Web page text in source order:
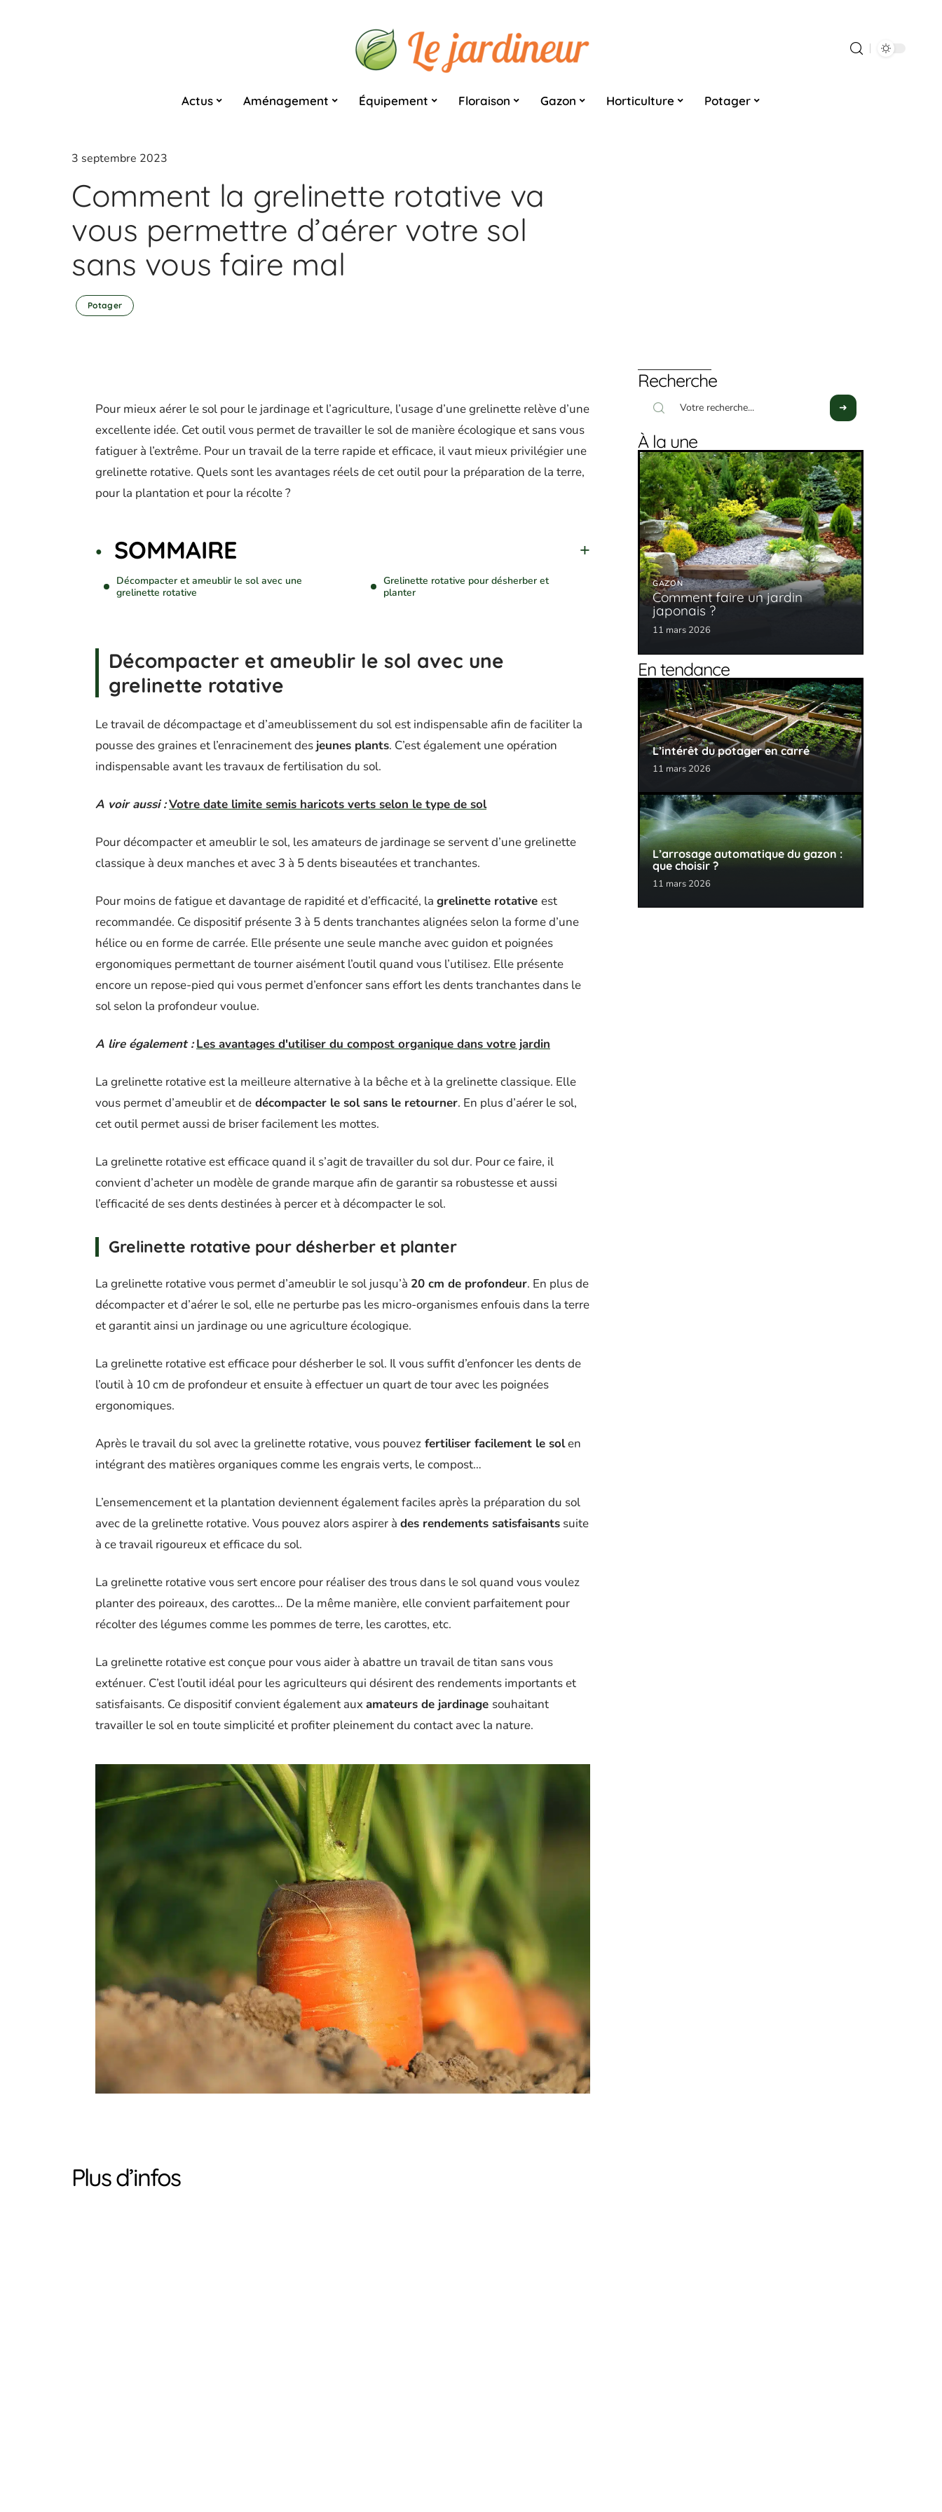
Actus Aménagement Équipement Floraison Gazon Horticulture Potager
3 septembre 2023
Comment la grelinette rotative va
vous permettre d’aérer votre sol
sans vous faire mal
Potager
Pour mieux aérer le sol pour le jardinage et l’agriculture, l’usage d’une grelinette relève d’une
excellente idée. Cet outil vous permet de travailler le sol de manière écologique et sans vous
fatiguer à l’extrême. Pour un travail de la terre rapide et efficace, il vaut mieux privilégier une
grelinette rotative. Quels sont les avantages réels de cet outil pour la préparation de la terre,
pour la plantation et pour la récolte ?
SOMMAIRE
Décompacter et ameublir le sol avec une
grelinette rotative
Grelinette rotative pour désherber et
planter
Décompacter et ameublir le sol avec une
grelinette rotative
Le travail de décompactage et d’ameublissement du sol est indispensable afin de faciliter la
pousse des graines et l’enracinement des jeunes plants. C’est également une opération
indispensable avant les travaux de fertilisation du sol.
A voir aussi :Votre date limite semis haricots verts selon le type de sol
Pour décompacter et ameublir le sol, les amateurs de jardinage se servent d’une grelinette
classique à deux manches et avec 3 à 5 dents biseautées et tranchantes.
Pour moins de fatigue et davantage de rapidité et d’efficacité, la grelinette rotative est
recommandée. Ce dispositif présente 3 à 5 dents tranchantes alignées selon la forme d’une
hélice ou en forme de carrée. Elle présente une seule manche avec guidon et poignées
ergonomiques permettant de tourner aisément l’outil quand vous l’utilisez. Elle présente
encore un repose-pied qui vous permet d’enfoncer sans effort les dents tranchantes dans le
sol selon la profondeur voulue.
A lire également : Les avantages d'utiliser du compost organique dans votre jardin
La grelinette rotative est la meilleure alternative à la bêche et à la grelinette classique. Elle
vous permet d’ameublir et de décompacter le sol sans le retourner. En plus d’aérer le sol,
cet outil permet aussi de briser facilement les mottes.
La grelinette rotative est efficace quand il s’agit de travailler du sol dur. Pour ce faire, il
convient d’acheter un modèle de grande marque afin de garantir sa robustesse et aussi
l’efficacité de ses dents destinées à percer et à décompacter le sol.
Grelinette rotative pour désherber et planter
La grelinette rotative vous permet d’ameublir le sol jusqu’à 20 cm de profondeur. En plus de
décompacter et d’aérer le sol, elle ne perturbe pas les micro-organismes enfouis dans la terre
et garantit ainsi un jardinage ou une agriculture écologique.
La grelinette rotative est efficace pour désherber le sol. Il vous suffit d’enfoncer les dents de
l’outil à 10 cm de profondeur et ensuite à effectuer un quart de tour avec les poignées
ergonomiques.
Après le travail du sol avec la grelinette rotative, vous pouvez fertiliser facilement le solen
intégrant des matières organiques comme les engrais verts, le compost…
L’ensemencement et la plantation deviennent également faciles après la préparation du sol
avec de la grelinette rotative. Vous pouvez alors aspirer à des rendements satisfaisants suite
à ce travail rigoureux et efficace du sol.
La grelinette rotative vous sert encore pour réaliser des trous dans le sol quand vous voulez
planter des poireaux, des carottes… De la même manière, elle convient parfaitement pour
récolter des légumes comme les pommes de terre, les carottes, etc.
La grelinette rotative est conçue pour vous aider à abattre un travail de titan sans vous
exténuer. C’est l’outil idéal pour les agriculteurs qui désirent des rendements importants et
satisfaisants. Ce dispositif convient également aux amateurs de jardinage souhaitant
travailler le sol en toute simplicité et profiter pleinement du contact avec la nature.
Plus d’infos
Recherche
À la une
GAZON
Comment faire un jardin
japonais ?
11 mars 2026
En tendance
L’intérêt du potager en carré
11 mars 2026
L’arrosage automatique du gazon :
que choisir ?
11 mars 2026